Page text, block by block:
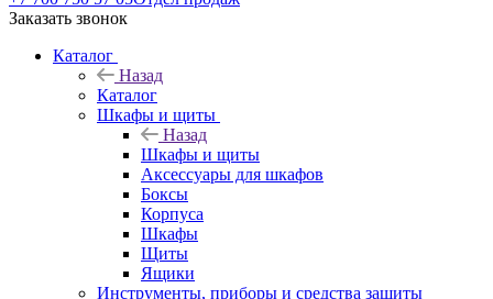
Заказать звонок
Каталог
Назад
Каталог
Шкафы и щиты
Назад
Шкафы и щиты
Аксессуары для шкафов
Боксы
Корпуса
Шкафы
Щиты
Ящики
Инструменты, приборы и средства защиты